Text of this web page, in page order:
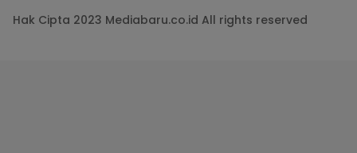
Hak Cipta 2023 Mediabaru.co.id All rights reserved